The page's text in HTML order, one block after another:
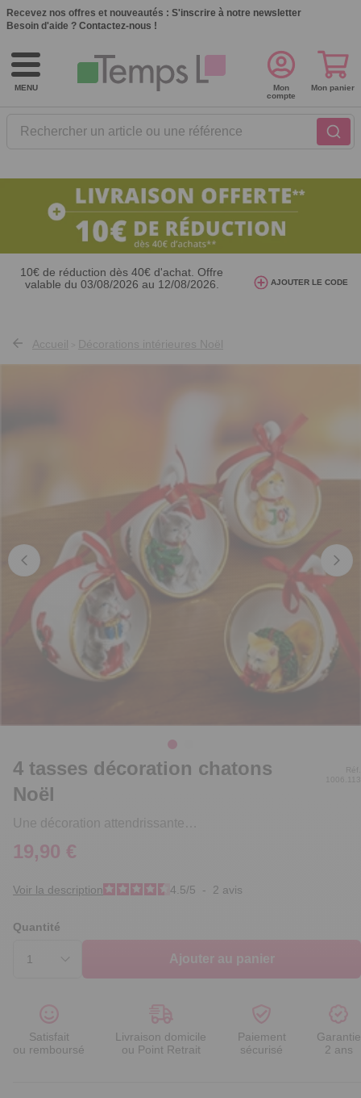
Recevez nos offres et nouveautés : S'inscrire à notre newsletter
Besoin d'aide ? Contactez-nous !
MENU
Rechercher un article ou une référence
Mon
compte
Mon panier
10€ de réduction dès 40€ d'achat. Offre
valable du 03/08/2026 au 12/08/2026.
AJOUTER LE CODE
Accueil Décorations intérieures Noël
4 tasses décoration chatons
Noël
Une décoration attendrissante…
Réf.
19,90 €
Voir la description 4.5/5 - 2 avis
Quantité
Ajouter au panier
Satisfait
ou remboursé
Livraison domicile
ou Point Retrait
Paiement
sécurisé
Garantie
2 ans